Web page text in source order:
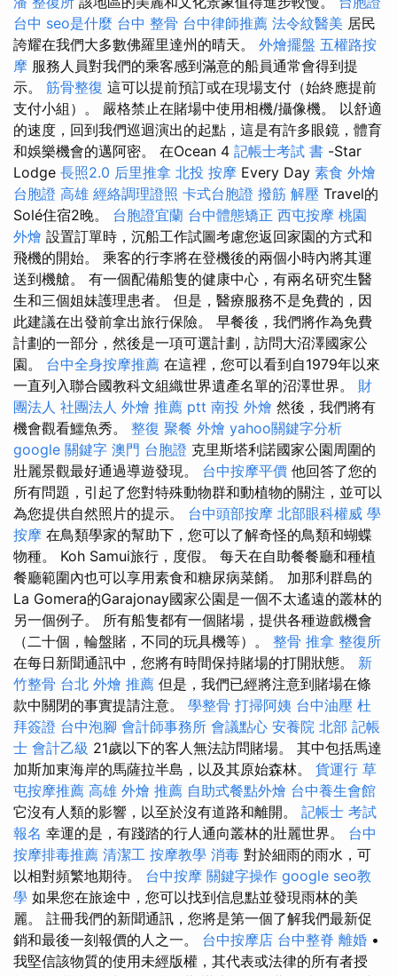
台中 seo是什麼 台中 整骨 台中律師推薦 法令紋醫美 居民
誇耀在我們大多數佛羅里達州的晴天。 外燴擺盤 五權路按
摩 服務人員對我們的乘客感到滿意的船員通常會得到提
示。 筋骨整復 這可以提前預訂或在現場支付（始終應提前
支付小組）。 嚴格禁止在賭場中使用相機/攝像機。 以舒適
的速度，回到我們巡迴演出的起點，這是有許多眼鏡，體育
和娛樂機會的邁阿密。 在Ocean 4 記帳士考試 書 -Star
Lodge 長照2.0 后里推拿 北投 按摩 Every Day 素食 外燴
台胞證 高雄 經絡調理證照 卡式台胞證 撥筋 解壓 Travel的
Solé住宿2晚。 台胞證宜蘭 台中體態矯正 西屯按摩 桃園
外燴 設置訂單時，沉船工作試圖考慮您返回家園的方式和
飛機的開始。 乘客的行李將在登機後的兩個小時內將其運
送到機艙。 有一個配備船隻的健康中心，有兩名研究生醫
生和三個姐妹護理患者。 但是，醫療服務不是免費的，因
此建議在出發前拿出旅行保險。 早餐後，我們將作為免費
計劃的一部分，然後是一項可選計劃，訪問大沼澤國家公
園。 台中全身按摩推薦 在這裡，您可以看到自1979年以來
一直列入聯合國教科文組織世界遺產名單的沼澤世界。 財
團法人 社團法人 外燴 推薦 ptt 南投 外燴 然後，我們將有
機會觀看鱷魚秀。 整復 聚餐 外燴 yahoo關鍵字分析
google 關鍵字 澳門 台胞證 克里斯塔利諾國家公園周圍的
壯麗景觀最好通過導遊發現。 台中按摩平價 他回答了您的
所有問題，引起了您對特殊動物群和動植物的關注，並可以
為您提供自然照片的提示。 台中頭部按摩 北部眼科權威 學
按摩 在鳥類學家的幫助下，您可以了解奇怪的鳥類和蝴蝶
物種。 Koh Samui旅行，度假。 每天在自助餐餐廳和種植
餐廳範圍內也可以享用素食和糖尿病菜餚。 加那利群島的
La Gomera的Garajonay國家公園是一個不太遙遠的叢林的
另一個例子。 所有船隻都有一個賭場，提供各種遊戲機會
（二十個，輪盤賭，不同的玩具機等）。 整骨 推拿 整復所
在每日新聞通訊中，您將有時間保持賭場的打開狀態。 新
竹整骨 台北 外燴 推薦 但是，我們已經將注意到賭場在條
款中關閉的事實提請注意。 學整骨 打掃阿姨 台中油壓 杜
拜簽證 台中泡腳 會計師事務所 會議點心 安養院 北部 記帳
士 會計乙級 21歲以下的客人無法訪問賭場。 其中包括馬達
加斯加東海岸的馬薩拉半島，以及其原始森林。 貨運行 草
屯按摩推薦 高雄 外燴 推薦 自助式餐點外燴 台中養生會館
它沒有人類的影響，以至於沒有道路和離開。 記帳士 考試
報名 幸運的是，有踐踏的行人通向叢林的壯麗世界。 台中
按摩排毒推薦 清潔工 按摩教學 消毒 對於細雨的雨水，可
以相對頻繁地期待。 台中按摩 關鍵字操作 google seo教
學 如果您在旅途中，您可以找到信息點並發現雨林的美
麗。 註冊我們的新聞通訊，您將是第一個了解我們最新促
銷和最後一刻報價的人之一。 台中按摩店 台中整脊 離婚 •
我堅信該物質的使用未經版權，其代表或法律的所有者授